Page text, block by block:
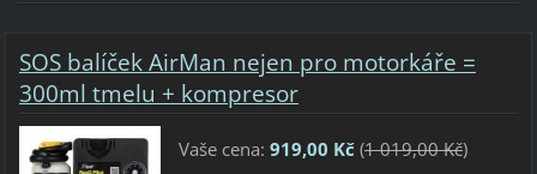
SOS balíček AirMan nejen pro motorkáře =
300ml tmelu + kompresor
Vaše cena: 919,00 Kč(1 019,00 Kč)